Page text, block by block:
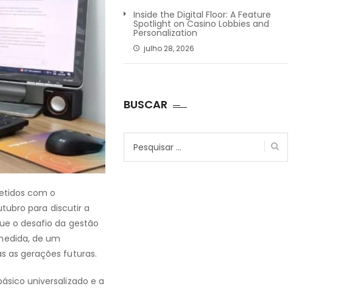
com o
para discutir a
o desafio da gestão
de um
as gerações futuras.
universalizado e a
Inside the Digital Floor: A Feature
Spotlight on Casino Lobbies and
Personalization
julho 28, 2026
BUSCAR